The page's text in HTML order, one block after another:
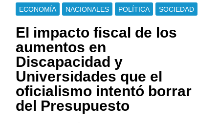
ECONOMÍA NACIONALES POLÍTICA SOCIEDAD
El impacto fiscal de los
aumentos en
Discapacidad y
Universidades que el
oficialismo intentó borrar
del Presupuesto